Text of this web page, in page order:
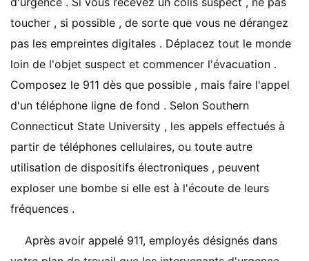
toucher , si possible , de sorte que vous ne dérangez
pas les empreintes digitales . Déplacez tout le monde
loin de l'objet suspect et commencer l'évacuation .
Composez le 911 dès que possible , mais faire l'appel
d'un téléphone ligne de fond . Selon Southern
Connecticut State University , les appels effectués à
partir de téléphones cellulaires, ou toute autre
utilisation de dispositifs électroniques , peuvent
exploser une bombe si elle est à l'écoute de leurs
fréquences .
Après avoir appelé 911, employés désignés dans